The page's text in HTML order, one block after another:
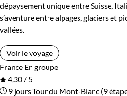
dépaysement unique entre Suisse,
s’aventure entre alpages, glaciers et
vallées.
Voir le voyage
France En groupe
4,30 / 5
9 joursTour du Mont-Blanc (9